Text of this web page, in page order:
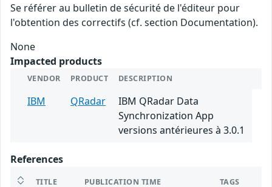
Se référer au bulletin de sécurité de l'éditeur pour
l'obtention des correctifs (cf. section Documentation).
None
Impacted products
VENDOR PRODUCT DESCRIPTION
IBM QRadar
IBM QRadar Data
Synchronization App
versions antérieures à 3.0.1
References
TITLE PUBLICATION TIME TAGS